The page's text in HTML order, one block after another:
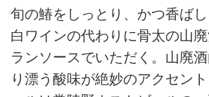
旬の鰆をしっとり、かつ香ばし
白ワインの代わりに骨太の山
ランソースでいただく。山廃
り漂う酸味が絶妙のアクセン